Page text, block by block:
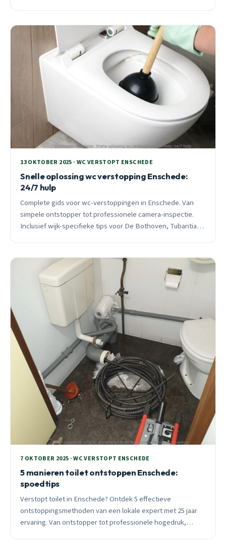
13 OKTOBER 2025 · WC VERSTOPT ENSCHEDE
Snelle oplossing wc verstopping Enschede:
24/7 hulp
Complete gids voor wc-verstoppingen in Enschede. Van
simpele ontstopper tot professionele camera-inspectie.
Inclusief wijk-specifieke tips voor De Bothoven, Tubantia
7 OKTOBER 2025 · WC VERSTOPT ENSCHEDE
5 manieren toilet ontstoppen Enschede:
spoedtips
Verstopt toilet in Enschede? Ontdek 5 effectieve
ontstoppingsmethoden van een lokale expert met 25 jaar
ervaring. Van ontstopper tot professionele hogedruk,